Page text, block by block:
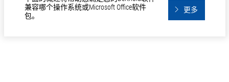
兼容哪个操作系统或Microsoft Office软件
包。
更多